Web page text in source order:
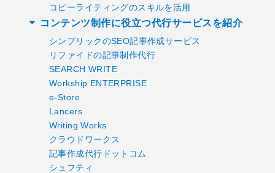
コピーライティングのスキルを活用
コンテンツ制作に役立つ代行サービスを紹介
シンプリックのSEO記事作成サービス
リファイドの記事制作代行
SEARCH WRITE
Workship ENTERPRISE
e-Store
Lancers
Writing Works
クラウドワークス
記事作成代行ドットコム
シュフティ